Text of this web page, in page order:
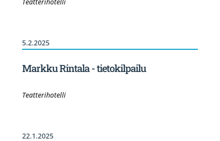
5.2.2025
Markku Rintala - tietokilpailu
Teatterihotelli
22.1.2025